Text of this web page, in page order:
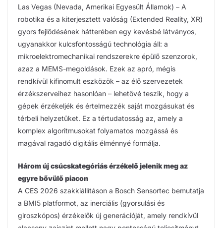
Las Vegas (Nevada, Amerikai Egyesült Államok) – A
robotika és a kiterjesztett valóság (Extended Reality, XR)
gyors fejlődésének hátterében egy kevésbé látványos,
ugyanakkor kulcsfontosságú technológia áll: a
mikroelektromechanikai rendszerekre épülő szenzorok,
azaz a MEMS-megoldások. Ezek az apró, mégis
rendkívül kifinomult eszközök – az élő szervezetek
érzékszerveihez hasonlóan – lehetővé teszik, hogy a
gépek érzékeljék és értelmezzék saját mozgásukat és
térbeli helyzetüket. Ez a tértudatosság az, amely a
komplex algoritmusokat folyamatos mozgássá és
magával ragadó digitális élménnyé formálja.
Három új csúcskategóriás érzékelő jelenik meg az
egyre bővülő piacon
A CES 2026 szakkiállításon a Bosch Sensortec bemutatja
a BMI5 platformot, az inerciális (gyorsulási és
giroszkópos) érzékelők új generációját, amely rendkívül